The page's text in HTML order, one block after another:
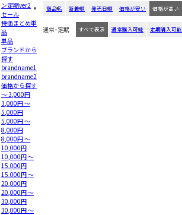
ン定期ver2
セール
特価まとめ単
品
単品
ブランドから
探す
brandname1
brandname2
価格から探す
～ 3,000円
3,000円 ～
5,000円
5,000円 ～
8,000円
8,000円 ～
10,000円
10,000円 ～
15,000円
15,000円 ～
20,000円
20,000円 ～
30,000円
30,000円 ～
商品名 新着順 発売日順 価格が安い 価格が高い
通常・定期 すべて表示 通常購入可能 定期購入可能